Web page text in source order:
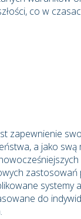
co w
zapewnienie
a jako swą
zastosowań
systemy
do